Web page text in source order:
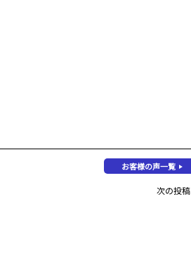
お客様の声一覧
次の投稿